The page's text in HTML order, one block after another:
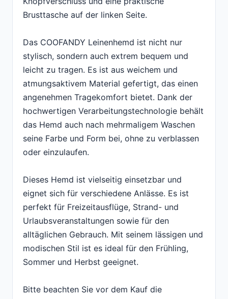
Brusttasche auf der linken Seite.
Das COOFANDY Leinenhemd ist nicht nur
stylisch, sondern auch extrem bequem und
leicht zu tragen. Es ist aus weichem und
atmungsaktivem Material gefertigt, das einen
angenehmen Tragekomfort bietet. Dank der
hochwertigen Verarbeitungstechnologie behält
das Hemd auch nach mehrmaligem Waschen
seine Farbe und Form bei, ohne zu verblassen
oder einzulaufen.
Dieses Hemd ist vielseitig einsetzbar und
eignet sich für verschiedene Anlässe. Es ist
perfekt für Freizeitausflüge, Strand- und
Urlaubsveranstaltungen sowie für den
alltäglichen Gebrauch. Mit seinem lässigen und
modischen Stil ist es ideal für den Frühling,
Sommer und Herbst geeignet.
Bitte beachten Sie vor dem Kauf die